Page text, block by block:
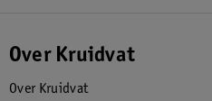
Over Kruidvat
Over Kruidvat